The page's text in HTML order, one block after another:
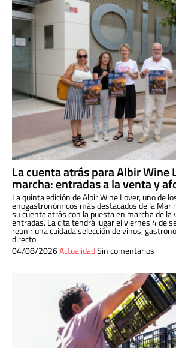
La cuenta atrás para Albir Wine
marcha: entradas a la venta y
La quinta edición de Albir Wine Lover, uno de
enogastronómicos más destacados de la
su cuenta atrás con la puesta en marcha de la
entradas. La cita tendrá lugar el viernes 4 de
reunir una cuidada selección de vinos,
directo.
04/08/2026ActualidadSin comentarios